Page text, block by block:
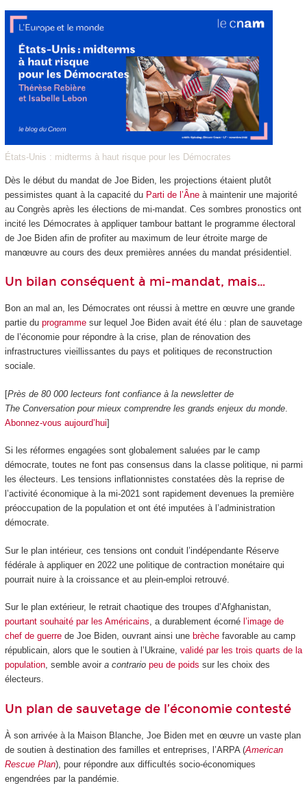
États-Unis : midterms à haut risque pour les Démocrates
Dès le début du mandat de Joe Biden, les projections étaient plutôt
pessimistes quant à la capacité du Parti de l’Âneà maintenir une majorité
au Congrès après les élections de mi-mandat. Ces sombres pronostics ont
incité les Démocrates à appliquer tambour battant le programme électoral
de Joe Biden afin de profiter au maximum de leur étroite marge de
manœuvre au cours des deux premières années du mandat présidentiel.
Un bilan conséquent à mi-mandat, mais…
Bon an mal an, les Démocrates ont réussi à mettre en œuvre une grande
partie du programmesur lequel Joe Biden avait été élu : plan de sauvetage
de l’économie pour répondre à la crise, plan de rénovation des
infrastructures vieillissantes du pays et politiques de reconstruction
sociale.
[Près de 80 000 lecteurs font confiance à la newsletter de
The Conversation pour mieux comprendre les grands enjeux du monde.
Abonnez-vous aujourd’hui]
Si les réformes engagées sont globalement saluées par le camp
démocrate, toutes ne font pas consensus dans la classe politique, ni parmi
les électeurs. Les tensions inflationnistes constatées dès la reprise de
l’activité économique à la mi-2021 sont rapidement devenues la première
préoccupation de la population et ont été imputées à l’administration
démocrate.
Sur le plan intérieur, ces tensions ont conduit l’indépendante Réserve
fédérale à appliquer en 2022 une politique de contraction monétaire qui
pourrait nuire à la croissance et au plein-emploi retrouvé.
Sur le plan extérieur, le retrait chaotique des troupes d’Afghanistan,
pourtant souhaité par les Américains, a durablement écorné l’image de
chef de guerrede Joe Biden, ouvrant ainsi une brèchefavorable au camp
républicain, alors que le soutien à l’Ukraine, validé par les trois quarts de la
population, semble avoir a contrario peu de poids sur les choix des
électeurs.
Un plan de sauvetage de l’économie contesté
À son arrivée à la Maison Blanche, Joe Biden met en œuvre un vaste plan
de soutien à destination des familles et entreprises, l’ARPA (American
Rescue Plan), pour répondre aux difficultés socio-économiques
engendrées par la pandémie.